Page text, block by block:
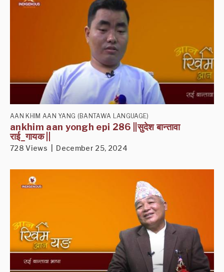
AAN KHIM AAN YANG (BANTAWA LANGUAGE)
ankhim aan yongh epi 286 ||सुदेश बान्तावा
राई_गायक ||
728 Views | December 25, 2024